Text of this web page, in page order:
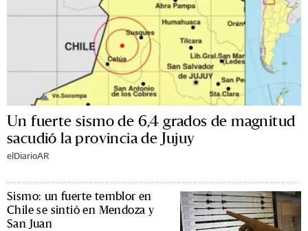
Un fuerte sismo de 6,4 grados de magnitud
sacudió la provincia de Jujuy
elDiarioAR
Sismo: un fuerte temblor en
Chile se sintió en Mendoza y
San Juan